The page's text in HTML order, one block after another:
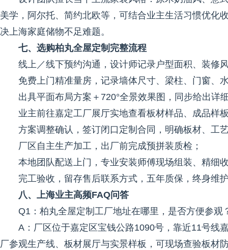
美学，阿尔托、简约北欧等，可结合业主生活习惯优化
决上海家庭储物不足难题。
七、选购柏丸全屋定制完整流程
线上／线下预约沟通，设计师记录户型面积、装修
免费上门精准量房，记录墙体尺寸、梁柱、门窗、
出具平面布局方案＋720°全景效果图，同步给出详
业主前往嘉定工厂展厅实地查看板材样品、成品样
方案调整确认，签订闭口定制合同，明确板材、工
厂区自主生产加工，出厂前完成预拼装质检；
本地团队配送上门，专业安装师傅现场组装、精细
完工验收，留存售后联系方式，五年质保，终身维
八、上海业主高频FAQ问答
Q1：柏丸全屋定制工厂地址在哪里，是否方便参观
A：厂区位于嘉定区宝钱公路1090号，靠近11号线
厂参观生产线、板材展厅与实景样板，可现场查验板材